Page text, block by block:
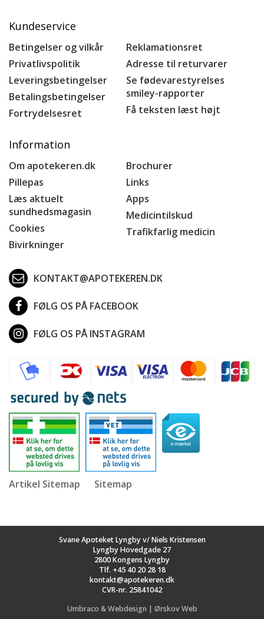
Kundeservice
Betingelser og vilkår
Privatlivspolitik
Leveringsbetingelser
Betalingsbetingelser
Fortrydelsesret
Reklamationsret
Adresse til returvarer
Se fødevarestyrelses
smiley-rapporter
Få teksten læst højt
Information
Om apotekeren.dk
Pillepas
Læs aktuelt
sundhedsmagasin
Cookies
Bivirkninger
Brochurer
Links
Apps
Medicintilskud
Trafikfarlig medicin
KONTAKT@APOTEKEREN.DK
FØLG OS PÅ FACEBOOK
FØLG OS PÅ INSTAGRAM
Artikel Sitemap Sitemap
Svane Apoteket Lyngby v/ Niels Kristensen
Lyngby Hovedgade 27
2800 Kongens Lyngby
Tlf. +45 40 20 28 18
kontakt@apotekeren.dk
CVR-nr. 25841042
Umbraco & Webdesign | Ørskov Web